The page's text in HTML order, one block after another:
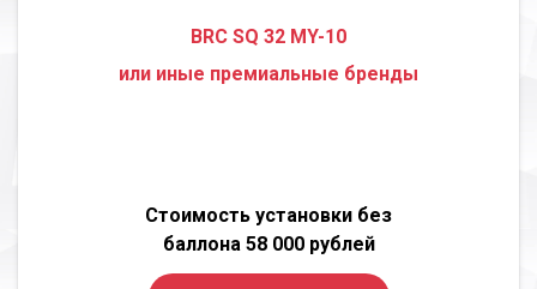
BRC SQ 32 MY-10
или иные премиальные бренды
Стоимость установки без
баллона 58 000 рублей